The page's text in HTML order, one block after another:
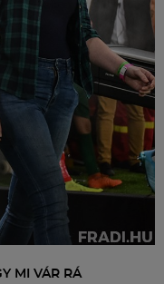
MI VÁR RÁ